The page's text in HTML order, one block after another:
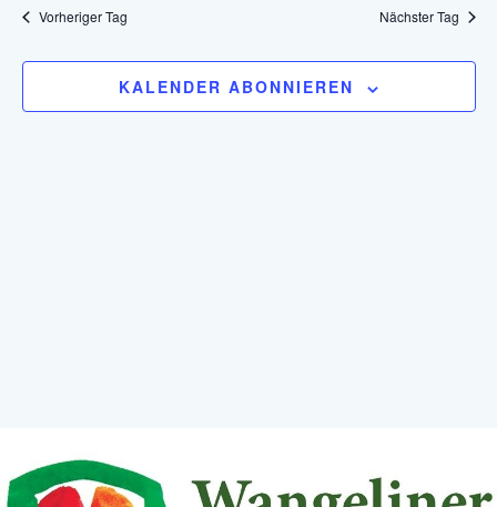
Vorheriger Tag Nächster Tag
KALENDER ABONNIEREN